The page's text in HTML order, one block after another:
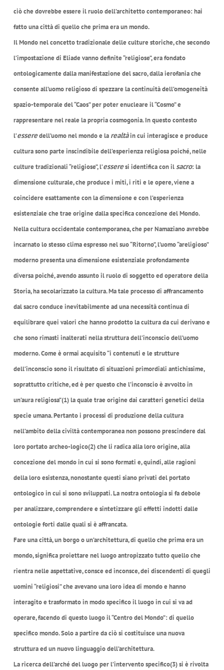
ciò che dovrebbe essere il ruolo dell’architetto contemporaneo: hai
fatto una città di quello che prima era un mondo.
Il Mondo nel concetto tradizionale delle culture storiche, che secondo
l’impostazione di Eliade vanno definite “religiose”, era fondato
ontologicamente dalla manifestazione del sacro, dalla ierofania che
consente all’uomo religioso di spezzare la continuità dell’omogeneità
spazio-temporale del “Caos” per poter enucleare il “Cosmo” e
rappresentare nel reale la propria cosmogonia. In questo contesto
l’esseredell’uomo nel mondo e la realtàin cui interagisce e produce
cultura sono parte inscindibile dell’esperienza religiosa poiché, nelle
culture tradizionali “religiose”, l’esseresi identifica con il sacro: la
dimensione culturale, che produce i miti, i riti e le opere, viene a
coincidere esattamente con la dimensione e con l’esperienza
esistenziale che trae origine dalla specifica concezione del Mondo.
Nella cultura occidentale contemporanea, che per Namaziano avrebbe
incarnato lo stesso clima espresso nel suo “Ritorno”, l’uomo “areligioso”
moderno presenta una dimensione esistenziale profondamente
diversa poiché, avendo assunto il ruolo di soggetto ed operatore della
Storia, ha secolarizzato la cultura. Ma tale processo di affrancamento
dal sacro conduce inevitabilmente ad una necessità continua di
equilibrare quei valori che hanno prodotto la cultura da cui derivano e
che sono rimasti inalterati nella struttura dell’inconscio dell’uomo
moderno. Come è ormai acquisito “i contenuti e le strutture
dell’inconscio sono il risultato di situazioni primordiali antichissime,
soprattutto critiche, ed è per questo che l’inconscio è avvolto in
un’aura religiosa”(1) la quale trae origine dai caratteri genetici della
specie umana. Pertanto i processi di produzione della cultura
nell’ambito della civiltà contemporanea non possono prescindere dal
loro portato archeo-logico(2) che li radica alla loro origine, alla
concezione del mondo in cui si sono formati e, quindi, alle ragioni
della loro esistenza, nonostante questi siano privati del portato
ontologico in cui si sono sviluppati. La nostra ontologia si fa debole
per analizzare, comprendere e sintetizzare gli effetti indotti dalle
ontologie forti dalle quali si è affrancata.
Fare una città, un borgo o un’architettura, di quello che prima era un
mondo, significa proiettare nel luogo antropizzato tutto quello che
rientra nelle aspettative, consce ed inconsce, dei discendenti di quegli
uomini “religiosi” che avevano una loro idea di mondo e hanno
interagito e trasformato in modo specifico il luogo in cui si va ad
operare, facendo di questo luogo il “Centro del Mondo”: di quello
specifico mondo. Solo a partire da ciò si costituisce una nuova
struttura ed un nuovo linguaggio dell’architettura.
La ricerca dell’arché del luogo per l’intervento specifico(3) si è rivolta